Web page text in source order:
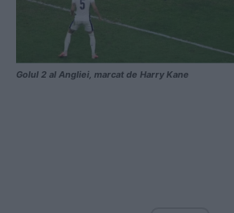
Golul 2 al Angliei, marcat de Harry Kane